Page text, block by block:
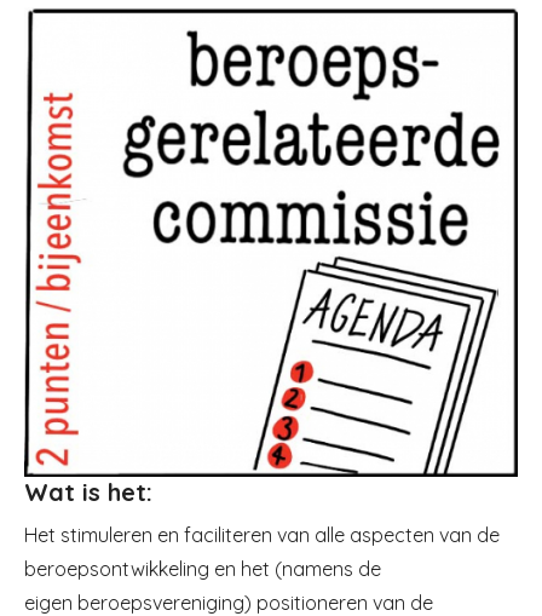
Image
Wat is het:
Het stimuleren en faciliteren van alle aspecten van de
beroepsontwikkeling en het (namens de
eigen beroepsvereniging) positioneren van de